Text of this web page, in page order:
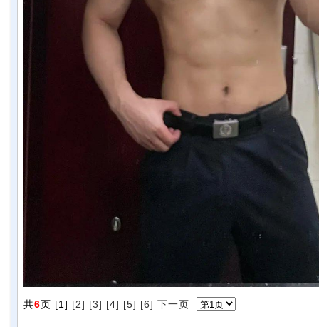
共6页 [1] [2] [3] [4] [5] [6] 下一页